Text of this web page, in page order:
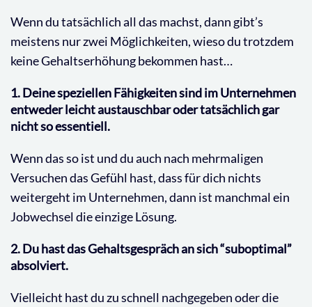
Wenn du tatsächlich all das machst, dann gibt’s
meistens nur zwei Möglichkeiten, wieso du trotzdem
keine Gehaltserhöhung bekommen hast…
1. Deine speziellen Fähigkeiten sind im Unternehmen
entweder leicht austauschbar oder tatsächlich gar
nicht so essentiell.
Wenn das so ist und du auch nach mehrmaligen
Versuchen das Gefühl hast, dass für dich nichts
weitergeht im Unternehmen, dann ist manchmal ein
Jobwechsel die einzige Lösung.
2. Du hast das Gehaltsgespräch an sich “suboptimal”
absolviert.
Vielleicht hast du zu schnell nachgegeben oder die